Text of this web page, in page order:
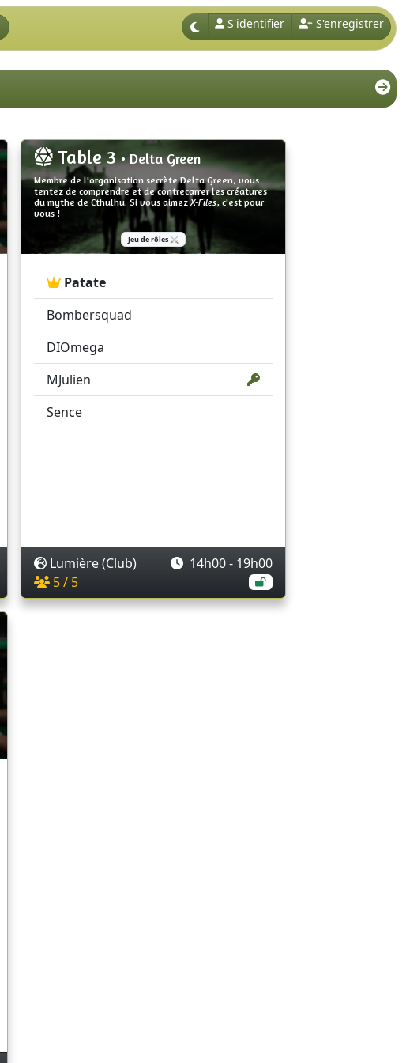
S'identifier S'enregistrer
Table 3• Delta Green
Membre de l'organisation secrète Delta Green, vous
tentez de comprendre et de contrecarrer les créatures
du mythe de Cthulhu. Si vous aimezX-Files, c'est pour
vous !
Jeu de rôles ⚔️
Patate
Bombersquad
DIOmega
MJulien
Sence
Lumière (Club)
14h00 - 19h00
5 / 5